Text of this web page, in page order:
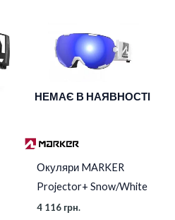
НЕМАЄ В НАЯВНОСТІ
Окуляри MARKER
Projector+ Snow/White
4 116 грн.